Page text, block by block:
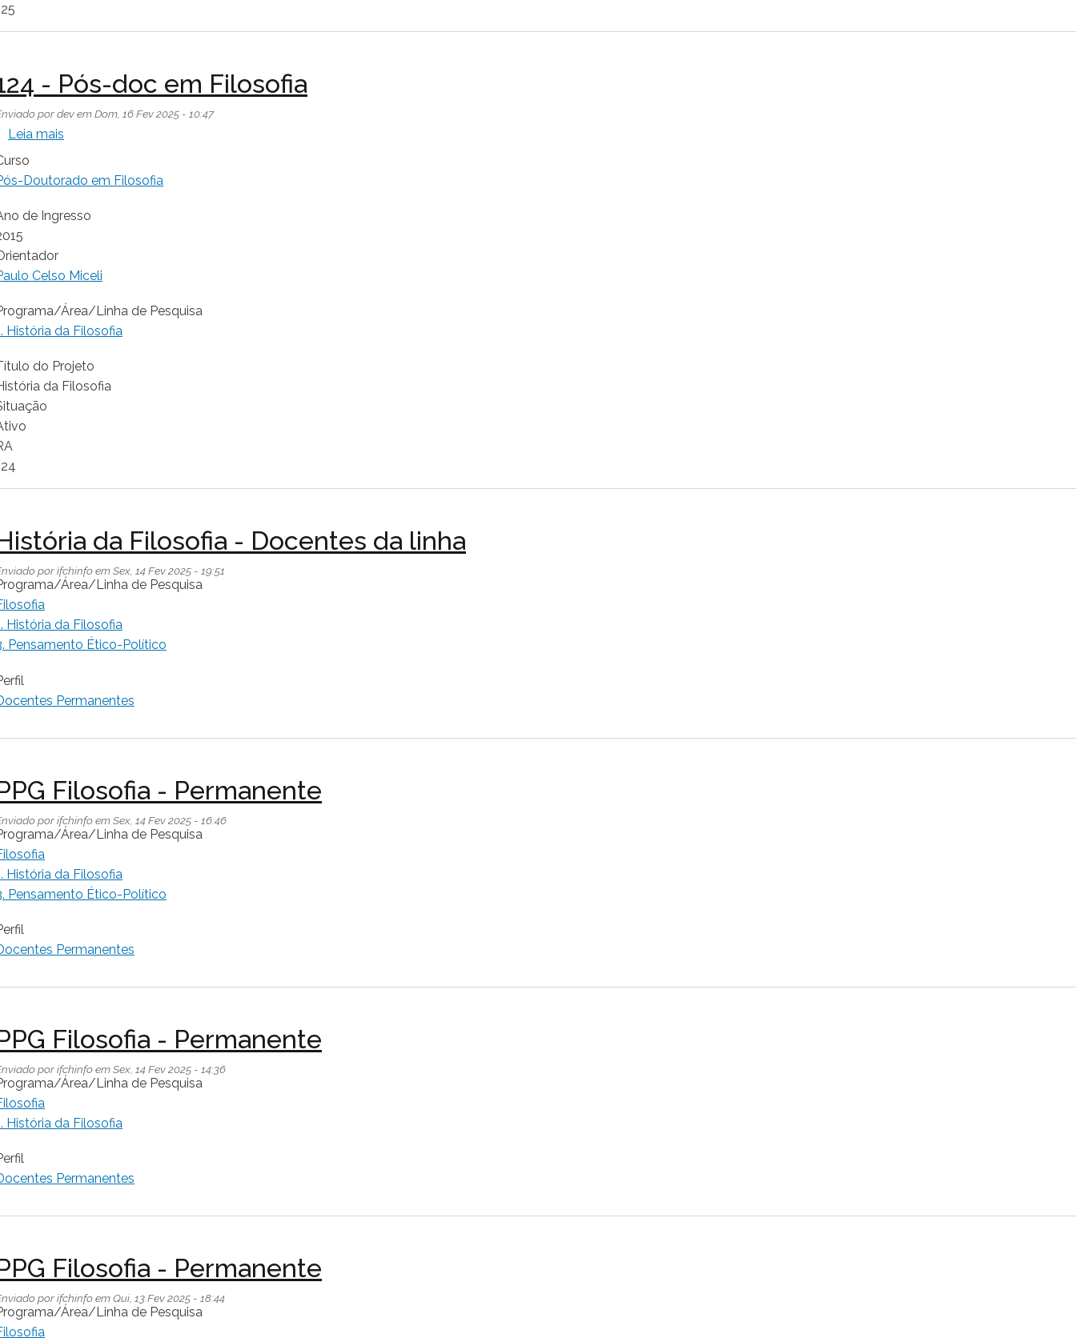
- Pós-doc em Filosofia
pordevemDom, 16 Fev 2025 - 10:47
Leia mais
Doutorado em Filosofia
de Ingresso
Celso Miceli
Área/Linha de Pesquisa
História da Filosofia
do Projeto
da Filosofia
da Filosofia - Docentes da linha
porifchinfoemSex, 14 Fev 2025 - 19:51
Área/Linha de Pesquisa
História da Filosofia
Pensamento Ético-Político
Permanentes
Filosofia - Permanente
porifchinfoemSex, 14 Fev 2025 - 16:46
Área/Linha de Pesquisa
História da Filosofia
Pensamento Ético-Político
Permanentes
Filosofia - Permanente
porifchinfoemSex, 14 Fev 2025 - 14:36
Área/Linha de Pesquisa
História da Filosofia
Permanentes
Filosofia - Permanente
porifchinfoemQui, 13 Fev 2025 - 18:44
Área/Linha de Pesquisa